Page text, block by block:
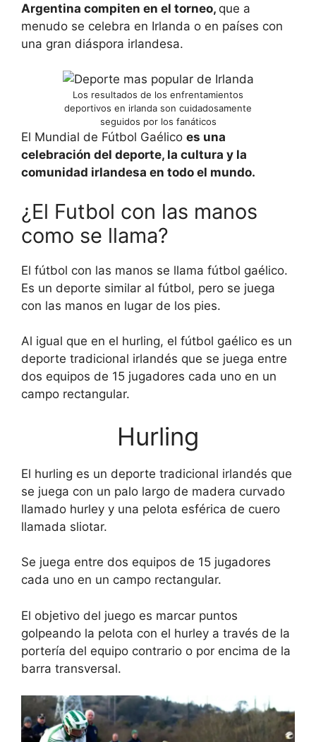
Argentina compiten en el torneo, que a
menudo se celebra en Irlanda o en países con
una gran diáspora irlandesa.
Los resultados de los enfrentamientos
deportivos en irlanda son cuidadosamente
seguidos por los fanáticos
El Mundial de Fútbol Gaélico es una
celebración del deporte, la cultura y la
comunidad irlandesa en todo el mundo.
¿El Futbol con las manos
como se llama?
El fútbol con las manos se llama fútbol gaélico.
Es un deporte similar al fútbol, pero se juega
con las manos en lugar de los pies.
Al igual que en el hurling, el fútbol gaélico es un
deporte tradicional irlandés que se juega entre
dos equipos de 15 jugadores cada uno en un
campo rectangular.
Hurling
El hurling es un deporte tradicional irlandés que
se juega con un palo largo de madera curvado
llamado hurley y una pelota esférica de cuero
llamada sliotar.
Se juega entre dos equipos de 15 jugadores
cada uno en un campo rectangular.
El objetivo del juego es marcar puntos
golpeando la pelota con el hurley a través de la
portería del equipo contrario o por encima de la
barra transversal.